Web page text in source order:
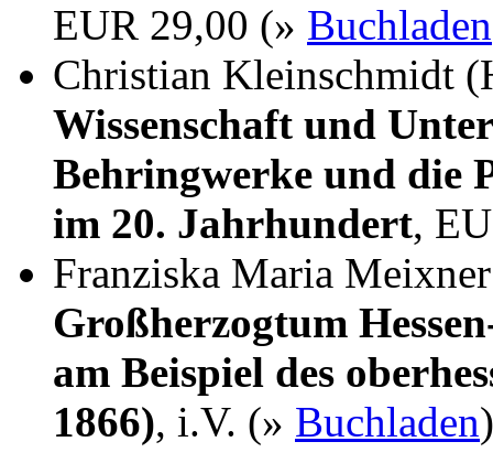
EUR 29,00 (» Buchladen
Christian Kleinschmidt
Wissenschaft und
Behringwerke und die
im 20. Jahrhundert,
Franziska Maria
Großherzogtum
am Beispiel des
1866), i.V. (» Buchladen)